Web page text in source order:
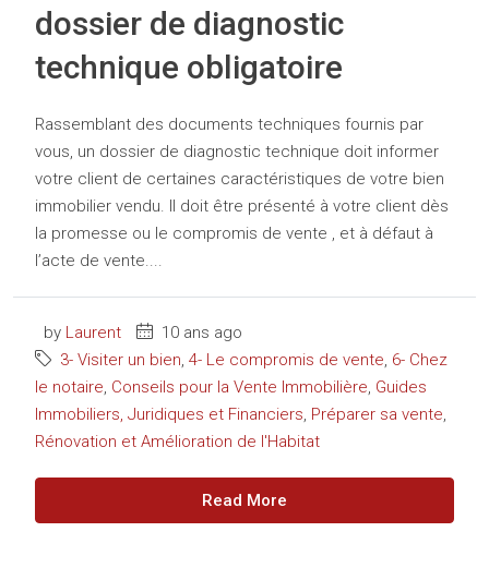
dossier de diagnostic
technique obligatoire
Rassemblant des documents techniques fournis par
vous, un dossier de diagnostic technique doit informer
votre client de certaines caractéristiques de votre bien
immobilier vendu. Il doit être présenté à votre client dès
la promesse ou le compromis de vente , et à défaut à
l’acte de vente....
by Laurent
10 ans ago
3- Visiter un bien 4- Le compromis de vente 6- Chez
le notaire Conseils pour la Vente Immobilière Guides
Immobiliers, Juridiques et Financiers Préparer sa vente
Rénovation et Amélioration de l'Habitat
Read More